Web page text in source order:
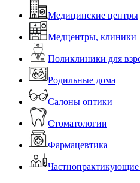
Медицинские центры
Медцентры, клиники
Поликлиники для
Родильные дома
Салоны оптики
Стоматологии
Фармацевтика
Частнопрактикующие